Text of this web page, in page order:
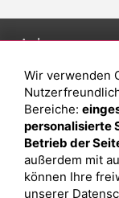
Anlage
Depot eröffnen
Depot vergleichen
Junior Depot
Top-Seller-Fonds
Top-Fonds
Wir verwenden
Bereiche:
personalisierte
Betrieb der
außerdem mit
können Ihre
unserer